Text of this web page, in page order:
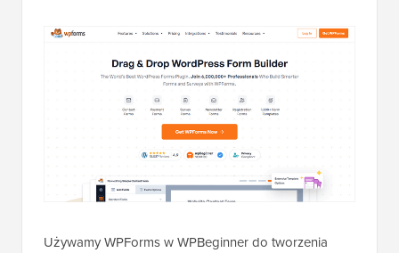
Używamy WPForms w WPBeginner do tworzenia